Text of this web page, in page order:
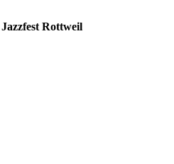
Rottweil